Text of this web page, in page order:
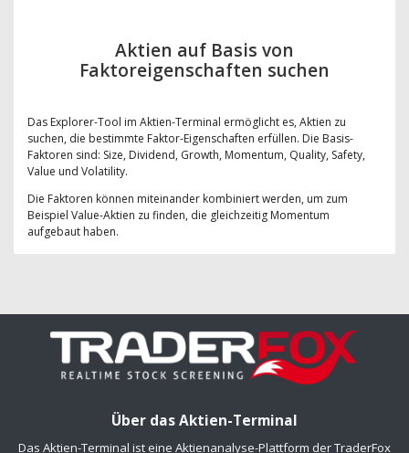
Aktien auf Basis von
Faktoreigenschaften suchen
Das Explorer-Tool im Aktien-Terminal ermöglicht es, Aktien zu
suchen, die bestimmte Faktor-Eigenschaften erfüllen. Die Basis-
Faktoren sind: Size, Dividend, Growth, Momentum, Quality, Safety,
Value und Volatility.
Die Faktoren können miteinander kombiniert werden, um zum
Beispiel Value-Aktien zu finden, die gleichzeitig Momentum
aufgebaut haben.
Über das Aktien-Terminal
Das Aktien-Terminal ist eine Aktienanalyse-Plattform der TraderFox